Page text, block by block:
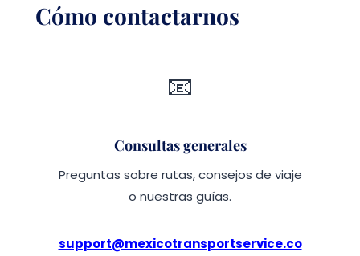
Cómo contactarnos
📧
Consultas generales
Preguntas sobre rutas, consejos de viaje
o nuestras guías.
support@mexicotransportservice.co